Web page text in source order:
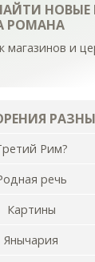
НОВЫЕ
РОМАНА
магазинов и
Рим?
речь
Картины
Янычария